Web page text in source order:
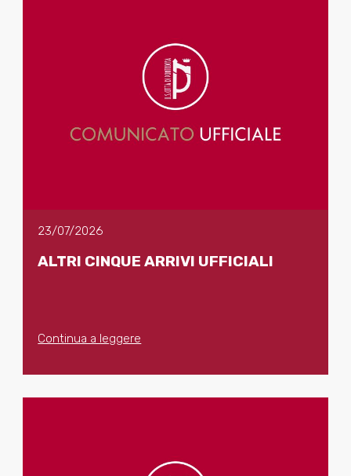
23/07/2026
ALTRI CINQUE ARRIVI UFFICIALI
Continua a leggere